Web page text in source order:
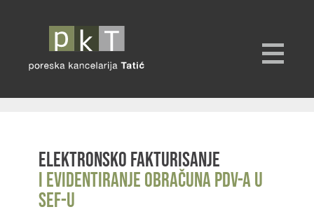
Elektronsko fakturisanje
i evidentiranje obračuna PDV-a u
SEF-u